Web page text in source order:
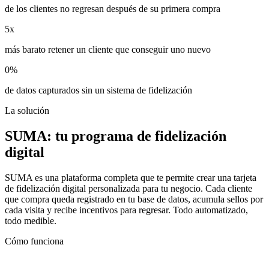
de los clientes no regresan después de su primera compra
5x
más barato retener un cliente que conseguir uno nuevo
0%
de datos capturados sin un sistema de fidelización
La solución
SUMA: tu programa de fidelización
digital
SUMA es una plataforma completa que te permite crear una tarjeta
de fidelización digital personalizada para tu negocio. Cada cliente
que compra queda registrado en tu base de datos, acumula sellos por
cada visita y recibe incentivos para regresar. Todo automatizado,
todo medible.
Cómo funciona